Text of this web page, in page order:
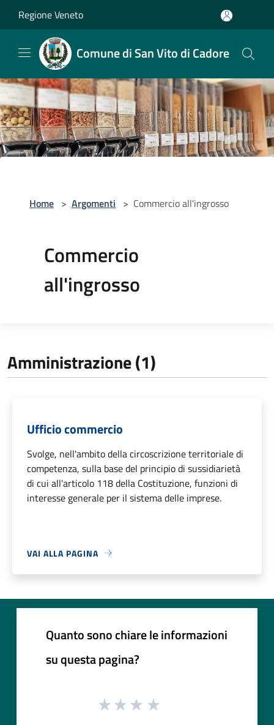
Regione Veneto
Comune di San Vito di Cadore
Home > Argomenti > Commercio all'ingrosso
Commercio
all'ingrosso
Amministrazione (1)
Ufficio commercio
Svolge, nell'ambito della circoscrizione territoriale di
competenza, sulla base del principio di sussidiarietà
di cui all'articolo 118 della Costituzione, funzioni di
interesse generale per il sistema delle imprese.
VAI ALLA PAGINA
Quanto sono chiare le informazioni
su questa pagina?